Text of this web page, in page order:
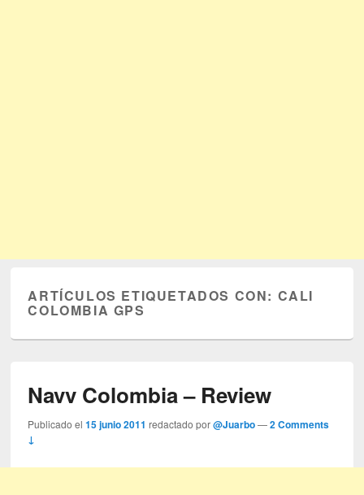
ARTÍCULOS ETIQUETADOS CON: CALI
COLOMBIA GPS
Navv Colombia – Review
Publicado el15 junio 2011 redactado por@Juarbo —2 Comments
↓